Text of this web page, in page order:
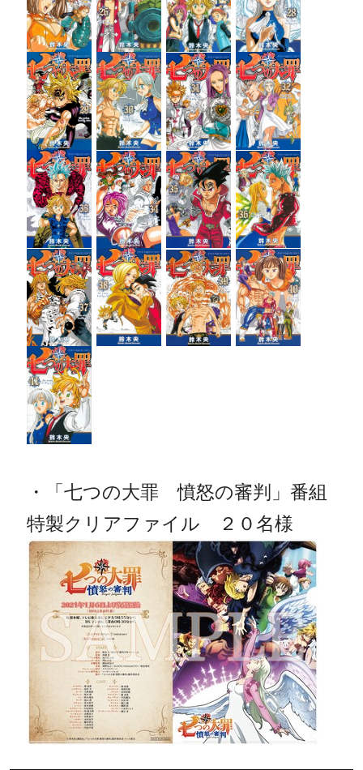
・「七つの大罪 憤怒の審判」番組
特製クリアファイル ２０名様